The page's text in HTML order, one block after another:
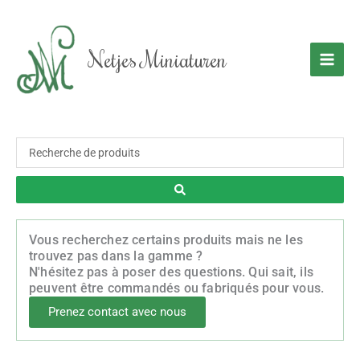
contenu
Netjes Miniaturen
Recherche
...
Vous recherchez certains produits mais ne les
trouvez pas dans la gamme ?
N'hésitez pas à poser des questions. Qui sait, ils
peuvent être commandés ou fabriqués pour vous.
Prenez contact avec nous